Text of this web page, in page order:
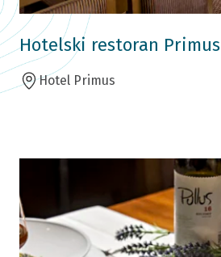
Hotelski restoran Primus
Hotel Primus